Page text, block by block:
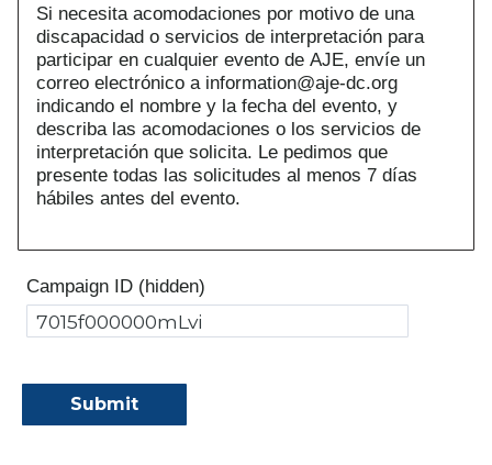
Si necesita acomodaciones por motivo de una
discapacidad o servicios de interpretación para
participar en cualquier evento de AJE, envíe un
correo electrónico a information@aje-dc.org
indicando el nombre y la fecha del evento, y
describa las acomodaciones o los servicios de
interpretación que solicita. Le pedimos que
presente todas las solicitudes al menos 7 días
hábiles antes del evento.
Campaign ID (hidden)